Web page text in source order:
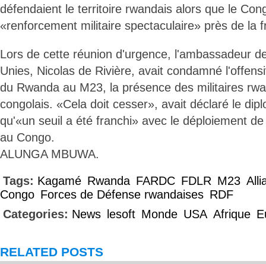
défendaient le territoire rwandais alors que le
«renforcement militaire spectaculaire» près de la
Lors de cette réunion d'urgence, l'ambassadeur
Unies, Nicolas de Rivière, avait condamné
du Rwanda au M23, la présence des militaires
congolais. «Cela doit cesser», avait déclaré le
qu'«un seuil a été franchi» avec le déploiement
au Congo.
ALUNGA MBUWA.
Tags: Kagamé Rwanda FARDC FDLR M23
Congo Forces de Défense rwandaises RDF
Categories: News lesoft Monde USA Afrique
RELATED POSTS